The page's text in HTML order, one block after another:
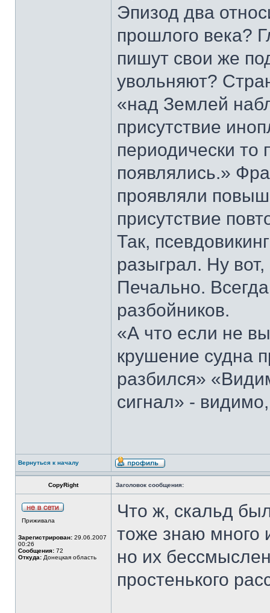
Эпизод два
прошлого века?
пишут свои же
увольняют?
«над Землей
присутствие
периодически то
появлялись.»
проявляли
присутствие
Так,
разыграл. Ну
Печально.
разбойников.
«А что если не
крушение судна
разбился»
сигнал» -
Вернуться к началу
CopyRight Заголовок сообщения:
Приживала
Зарегистрирован: 29.06.2007
00:26
Сообщения: 72
Откуда: Донецкая область
Что ж, скальд
тоже знаю много
но их
простенького